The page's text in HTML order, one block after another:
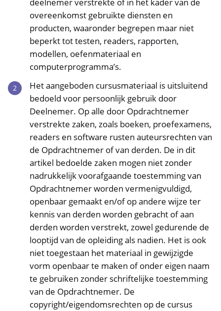
overeenkomst gebruikte diensten en
producten, waaronder begrepen maar niet
beperkt tot testen, readers, rapporten,
modellen, oefenmateriaal en
computerprogramma’s.
Het aangeboden cursusmateriaal is uitsluitend
bedoeld voor persoonlijk gebruik door
Deelnemer. Op alle door Opdrachtnemer
verstrekte zaken, zoals boeken, proefexamens,
readers en software rusten auteursrechten van
de Opdrachtnemer of van derden. De in dit
artikel bedoelde zaken mogen niet zonder
nadrukkelijk voorafgaande toestemming van
Opdrachtnemer worden vermenigvuldigd,
openbaar gemaakt en/of op andere wijze ter
kennis van derden worden gebracht of aan
derden worden verstrekt, zowel gedurende de
looptijd van de opleiding als nadien. Het is ook
niet toegestaan het materiaal in gewijzigde
vorm openbaar te maken of onder eigen naam
te gebruiken zonder schriftelijke toestemming
van de Opdrachtnemer. De
copyright/eigendomsrechten op de cursus